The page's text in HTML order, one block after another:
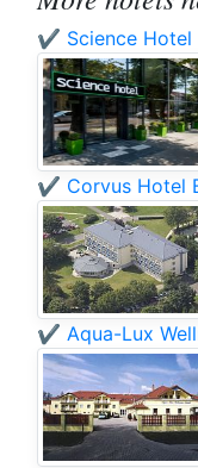
✔️ Science Hotel
✔️ Corvus Hotel
✔️ Aqua-Lux